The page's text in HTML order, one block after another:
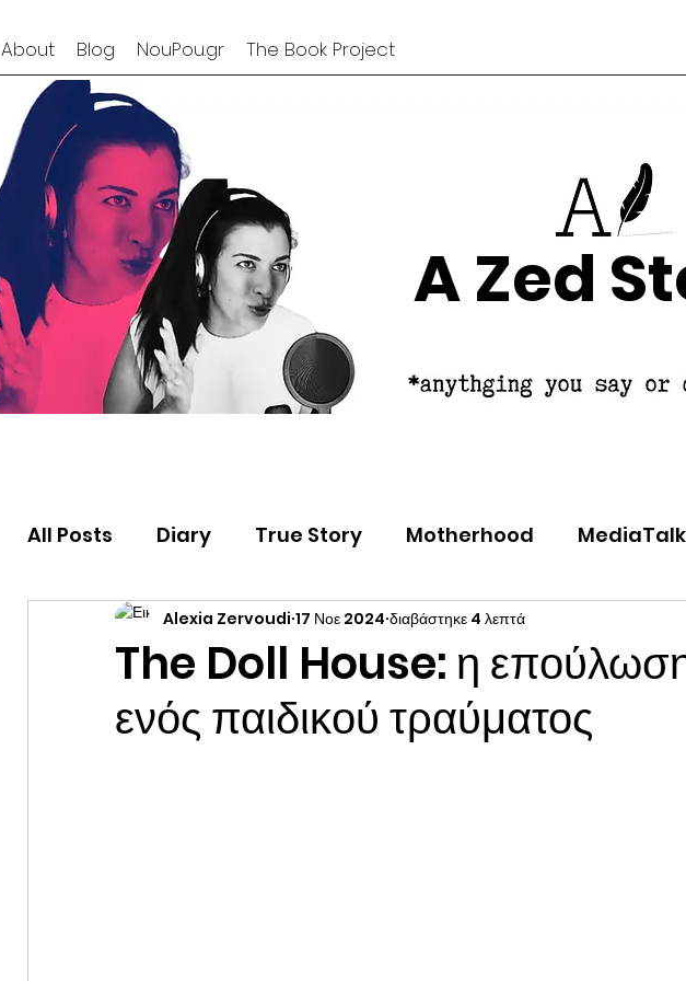
About Blog NouPou.gr The Book Project
A Zed
All Posts Diary True Story Motherhood MediaTalk
Low Society Just Fiction
The Doll House: η
ενός παιδικού τραύματος
Alexia Zervoudi 17 Νοε 2024 διαβάστηκε 4 λεπτά